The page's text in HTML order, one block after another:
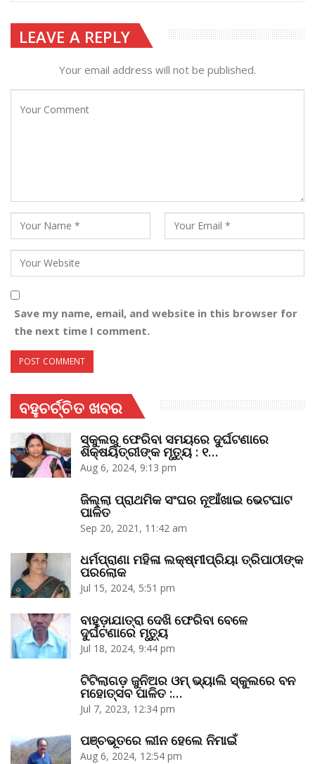
LEAVE A REPLY
Your email address will not be published.
Save my name, email, and website in this browser for
the next time I comment.
ବହୁଚର୍ଚ୍ଚିତ ଖବର
ସ୍କୁଲରୁ ଫେରିବା ସମୟରେ ଦୁର୍ଘଟଣାରେ
ଶିକ୍ଷୟିତ୍ରୀଙ୍କ ମୃତ୍ୟୁ : ୧…
Aug 6, 2024, 9:13 pm
ଜିଲ୍ଲା ପ୍ରାଥମିକ ସଂଘର ନୂଆଁଖାଇ ଭେଟଘାଟ
ପାଳିତ
Sep 20, 2021, 11:42 am
ଧର୍ମପ୍ରାଣା ମହିଳା ଲକ୍ଷ୍ମୀପ୍ରିୟା ତ୍ରିପାଠୀଙ୍କ
ପରଲୋକ
Jul 15, 2024, 5:51 pm
ବାହୁଡ଼ାଯାତ୍ରା ଦେଖି ଫେରିବା ବେଳେ
ଦୁର୍ଘଟଣାରେ ମୃତ୍ୟୁ
Jul 18, 2024, 9:44 pm
ଟିଟିଲାଗଡ଼ ଜୁନିଅର ଓମ୍‌ ଭ୍ୟାଲି ସ୍କୁଲରେ ବନ
ମହୋତ୍ସବ ପାଳିତ :…
Jul 7, 2023, 12:34 pm
ପଞ୍ଚଭୂତରେ ଲୀନ ହେଲେ ନିମାଇଁ
Aug 6, 2024, 12:54 pm